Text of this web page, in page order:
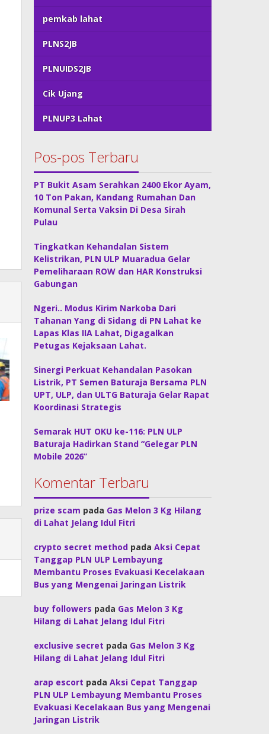
pemkab lahat
PLNS2JB
PLNUIDS2JB
Cik Ujang
PLNUP3 Lahat
Pos-pos Terbaru
PT Bukit Asam Serahkan 2400 Ekor Ayam,
10 Ton Pakan, Kandang Rumahan Dan
Komunal Serta Vaksin Di Desa Sirah
Pulau
Tingkatkan Kehandalan Sistem
Kelistrikan, PLN ULP Muaradua Gelar
Pemeliharaan ROW dan HAR Konstruksi
Gabungan
Ngeri.. Modus Kirim Narkoba Dari
Tahanan Yang di Sidang di PN Lahat ke
Lapas Klas IIA Lahat, Digagalkan
Petugas Kejaksaan Lahat.
Sinergi Perkuat Kehandalan Pasokan
Listrik, PT Semen Baturaja Bersama PLN
UPT, ULP, dan ULTG Baturaja Gelar Rapat
Koordinasi Strategis
Semarak HUT OKU ke-116: PLN ULP
Baturaja Hadirkan Stand “Gelegar PLN
Mobile 2026”
Komentar Terbaru
prize scam pada Gas Melon 3 Kg Hilang
di Lahat Jelang Idul Fitri
crypto secret method padaAksi Cepat
Tanggap PLN ULP Lembayung
Membantu Proses Evakuasi Kecelakaan
Bus yang Mengenai Jaringan Listrik
buy followers pada Gas Melon 3 Kg
Hilang di Lahat Jelang Idul Fitri
exclusive secret pada Gas Melon 3 Kg
Hilang di Lahat Jelang Idul Fitri
arap escort padaAksi Cepat Tanggap
PLN ULP Lembayung Membantu Proses
Evakuasi Kecelakaan Bus yang Mengenai
Jaringan Listrik